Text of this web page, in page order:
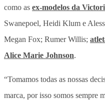
como as ex-modelos da
Swanepoel, Heidi Klum e
Megan Fox; Rumer Willis;
Alice Marie Johnson.
“Tomamos todas as nossas
marca, por isso somos sempre